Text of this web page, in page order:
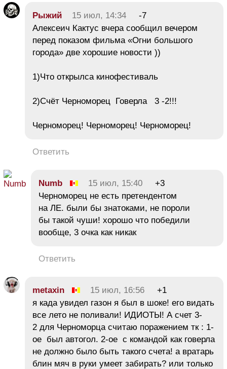
Рыжий 15 июл, 14:34
-7
Алексеич Кактус вчера сообщил вечером
перед показом фильма «Огни большого
города» две хорошие новости ))
1)Что открылса кинофестиваль
2)Счёт Черноморец Говерла 3 -2!!!
Черноморец! Черноморец! Черноморец!
Ответить
Numb 15 июл, 15:40
+3
Черноморец не есть претендентом
на ЛЕ. были бы знатоками, не пороли
бы такой чуши! хорошо что победили
вообще, 3 очка как никак
Ответить
metaxin 15 июл, 16:56
+1
я када увидел газон я был в шоке! его видать
все лето не поливали! ИДИОТЫ! А счет 3-
2 для Черноморца считаю поражением тк : 1-
ое был автогол. 2-ое с командой как говерла
не должно было быть такого счета! а вратарь
блин мяч в руки умеет забирать? или только